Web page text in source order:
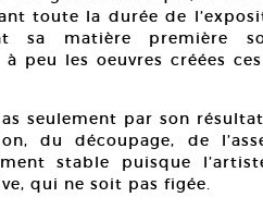
toute la durée de
matière première
peu les oeuvres créées
seulement par son
du découpage, de
stable puisque
qui ne soit pas figée.